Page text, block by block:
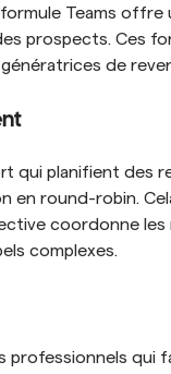
Teams
prospects. Ces
de
qui planifient des
en round-robin.
coordonne
complexes.
professionnels qui